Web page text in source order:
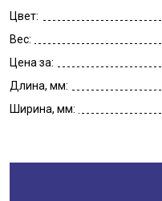
Цвет:
Вес:
Цена за:
Длина, мм:
Ширина, мм: